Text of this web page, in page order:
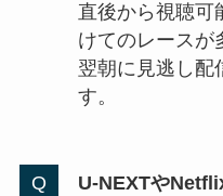
直後から視聴可
けてのレースが
翌朝に見逃し配
す。
U-NEXTや